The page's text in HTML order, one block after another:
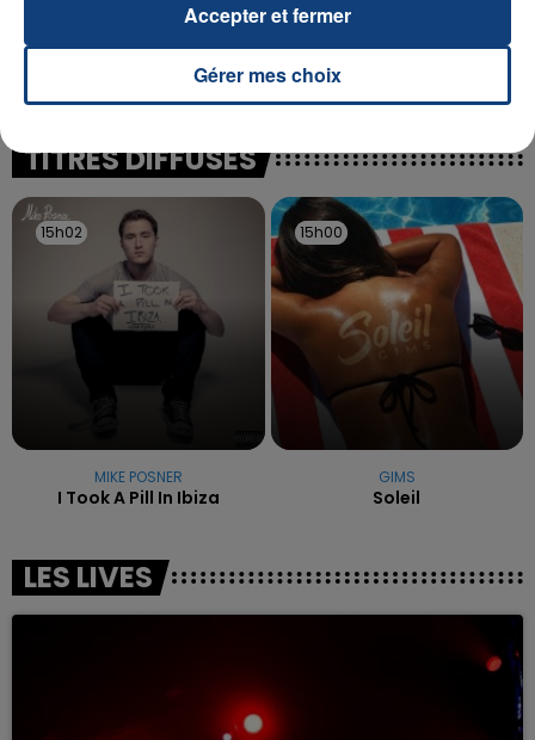
UNE ADOLESCENTE DEVANT SE FAIRE
OPÉRER DE LA CHEVILLE RESSORT DE LA...
La famille a porté plainte contre la clinique qui a
reconnu sa responsabilité et présenté ses
TITRES DIFFUSÉS
15h02
15h02
MIKE POSNER
I Took A Pill In Ibiza
15h00
15h00
GIMS
Soleil
LES LIVES
Gérer mes choix
Accepter et fermer